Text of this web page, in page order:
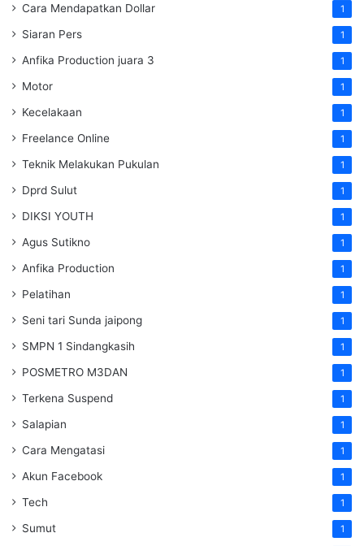
Cara Mendapatkan Dollar 1
Siaran Pers 1
Anfika Production juara 3 1
Motor 1
Kecelakaan 1
Freelance Online 1
Teknik Melakukan Pukulan 1
Dprd Sulut 1
DIKSI YOUTH 1
Agus Sutikno 1
Anfika Production 1
Pelatihan 1
Seni tari Sunda jaipong 1
SMPN 1 Sindangkasih 1
POSMETRO M3DAN 1
Terkena Suspend 1
Salapian 1
Cara Mengatasi 1
Akun Facebook 1
Tech 1
Sumut 1